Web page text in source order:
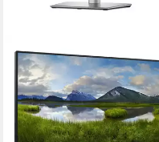
DELL
P2725H 68,6cm (27) FHD
IPS Office-Monitor
HDMI/DP/USB-C Pivot TFT-
Monitor